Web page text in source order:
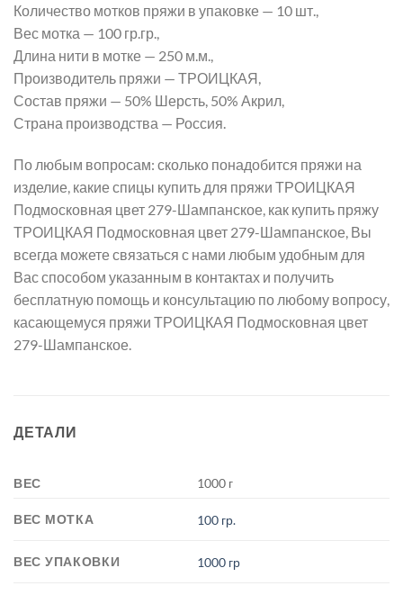
Количество мотков пряжи в упаковке — 10 шт.,
Вес мотка — 100 гр.гр.,
Длина нити в мотке — 250 м.м.,
Производитель пряжи — ТРОИЦКАЯ,
Состав пряжи — 50% Шерсть, 50% Акрил,
Страна производства — Россия.
По любым вопросам: сколько понадобится пряжи на
изделие, какие спицы купить для пряжи ТРОИЦКАЯ
Подмосковная цвет 279-Шампанское, как купить пряжу
ТРОИЦКАЯ Подмосковная цвет 279-Шампанское, Вы
всегда можете связаться с нами любым удобным для
Вас способом указанным в контактах и получить
бесплатную помощь и консультацию по любому вопросу,
касающемуся пряжи ТРОИЦКАЯ Подмосковная цвет
279-Шампанское.
ДЕТАЛИ
ВЕС 1000 г
ВЕС МОТКА 100 гр.
ВЕС УПАКОВКИ 1000 гр